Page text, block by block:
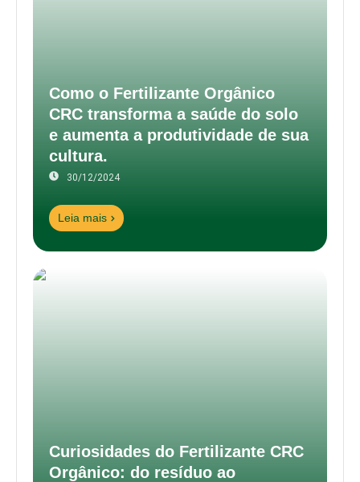
Como o Fertilizante Orgânico
CRC transforma a saúde do solo
e aumenta a produtividade de sua
cultura.
30/12/2024
Leia mais
Curiosidades do Fertilizante CRC
Orgânico: do resíduo ao